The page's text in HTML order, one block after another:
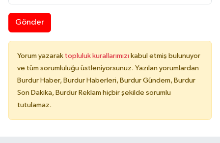
Gönder
Yorum yazarak topluluk kurallarımızı kabul etmiş bulunuyor
ve tüm sorumluluğu üstleniyorsunuz. Yazılan yorumlardan
Burdur Haber, Burdur Haberleri, Burdur Gündem, Burdur
Son Dakika, Burdur Reklam hiçbir şekilde sorumlu
tutulamaz.